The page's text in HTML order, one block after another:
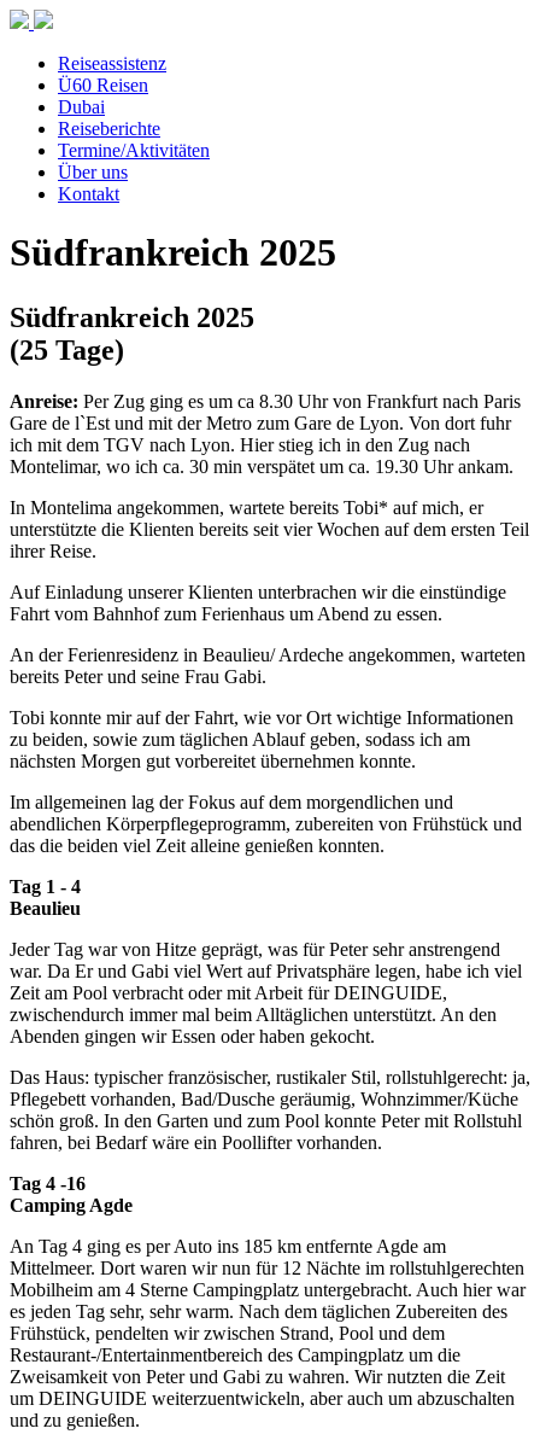
Reiseassistenz
Ü60 Reisen
Dubai
Reiseberichte
Termine/Aktivitäten
Über uns
Kontakt
Südfrankreich 2025
Südfrankreich 2025
(25 Tage)
Anreise: Per Zug ging es um ca 8.30 Uhr von Frankfurt nach Paris
Gare de l`Est und mit der Metro zum Gare de Lyon. Von dort fuhr
ich mit dem TGV nach Lyon. Hier stieg ich in den Zug nach
Montelimar, wo ich ca. 30 min verspätet um ca. 19.30 Uhr ankam.
In Montelima angekommen, wartete bereits Tobi* auf mich, er
unterstützte die Klienten bereits seit vier Wochen auf dem ersten Teil
ihrer Reise.
Auf Einladung unserer Klienten unterbrachen wir die einstündige
Fahrt vom Bahnhof zum Ferienhaus um Abend zu essen.
An der Ferienresidenz in Beaulieu/ Ardeche angekommen, warteten
bereits Peter und seine Frau Gabi.
Tobi konnte mir auf der Fahrt, wie vor Ort wichtige Informationen
zu beiden, sowie zum täglichen Ablauf geben, sodass ich am
nächsten Morgen gut vorbereitet übernehmen konnte.
Im allgemeinen lag der Fokus auf dem morgendlichen und
abendlichen Körperpflegeprogramm, zubereiten von Frühstück und
das die beiden viel Zeit alleine genießen konnten.
Tag 1 - 4
Beaulieu
Jeder Tag war von Hitze geprägt, was für Peter sehr anstrengend
war. Da Er und Gabi viel Wert auf Privatsphäre legen, habe ich viel
Zeit am Pool verbracht oder mit Arbeit für DEINGUIDE,
zwischendurch immer mal beim Alltäglichen unterstützt. An den
Abenden gingen wir Essen oder haben gekocht.
Das Haus: typischer französischer, rustikaler Stil, rollstuhlgerecht: ja,
Pflegebett vorhanden, Bad/Dusche geräumig, Wohnzimmer/Küche
schön groß. In den Garten und zum Pool konnte Peter mit Rollstuhl
fahren, bei Bedarf wäre ein Poollifter vorhanden.
Tag 4 -16
Camping Agde
An Tag 4 ging es per Auto ins 185 km entfernte Agde am
Mittelmeer. Dort waren wir nun für 12 Nächte im rollstuhlgerechten
Mobilheim am 4 Sterne Campingplatz untergebracht. Auch hier war
es jeden Tag sehr, sehr warm. Nach dem täglichen Zubereiten des
Frühstück, pendelten wir zwischen Strand, Pool und dem
Restaurant-/Entertainmentbereich des Campingplatz um die
Zweisamkeit von Peter und Gabi zu wahren. Wir nutzten die Zeit
um DEINGUIDE weiterzuentwickeln, aber auch um abzuschalten
und zu genießen.